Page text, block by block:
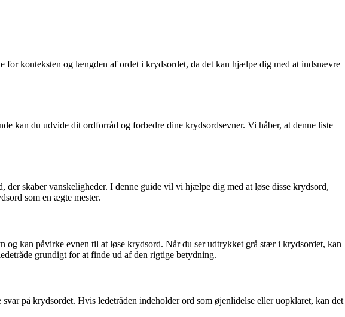
konteksten og længden af ordet i krydsordet, da det kan hjælpe dig med at indsnævre
kan du udvide dit ordforråd og forbedre dine krydsordsevner. Vi håber, at denne liste
skaber vanskeligheder. I denne guide vil vi hjælpe dig med at løse disse krydsord,
som en ægte mester.
kan påvirke evnen til at løse krydsord. Når du ser udtrykket grå stær i krydsordet, kan
grundigt for at finde ud af den rigtige betydning.
på krydsordet. Hvis ledetråden indeholder ord som øjenlidelse eller uopklaret, kan det